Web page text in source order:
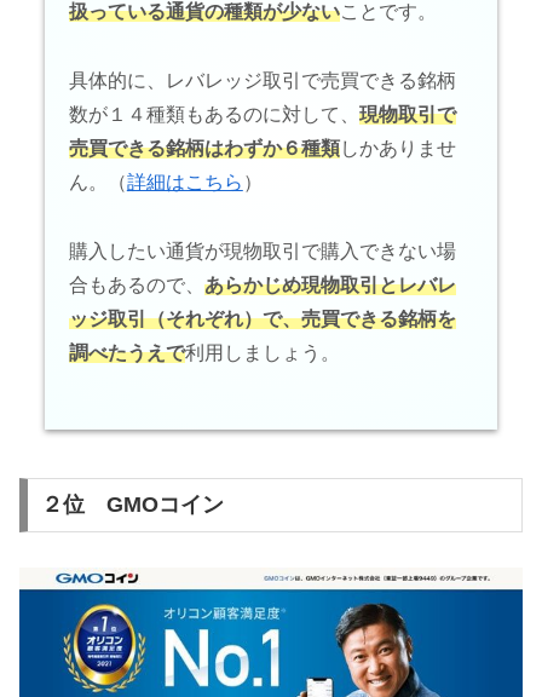
扱っている通貨の種類が少ないことです。
具体的に、レバレッジ取引で売買できる銘柄
数が１４種類もあるのに対して、 現物取引で
売買できる銘柄はわずか６種類しかありませ
ん。（詳細はこちら ）
購入したい通貨が現物取引で購入できない場
合もあるので、 あらかじめ現物取引とレバレ
ッジ取引（それぞれ）で、売買できる銘柄を
調べたうえで利用しましょう。
２位 GMOコイン